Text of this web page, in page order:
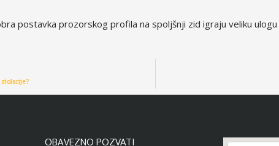
postavka prozorskog profila na spoljšnji zid igraju veliku
OBAVEZNO POZVATI